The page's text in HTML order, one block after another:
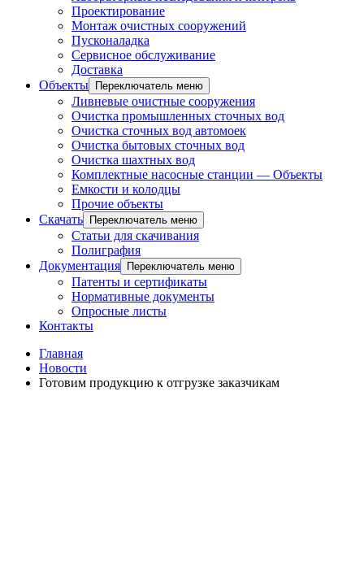
Проектирование
Монтаж очистных сооружений
Пусконаладка
Сервисное обслуживание
Доставка
Объекты
Переключатель меню
Ливневые очистные сооружения
Очистка промышленных сточных вод
Очистка сточных вод автомоек
Очистка бытовых сточных вод
Очистка шахтных вод
Комплектные насосные станции — Объекты
Емкости и колодцы
Прочие объекты
Скачать
Переключатель меню
Статьи для скачивания
Полиграфия
Документация
Переключатель меню
Патенты и сертификаты
Нормативные документы
Опросные листы
Контакты
Главная
Новости
Готовим продукцию к отгрузке заказчикам